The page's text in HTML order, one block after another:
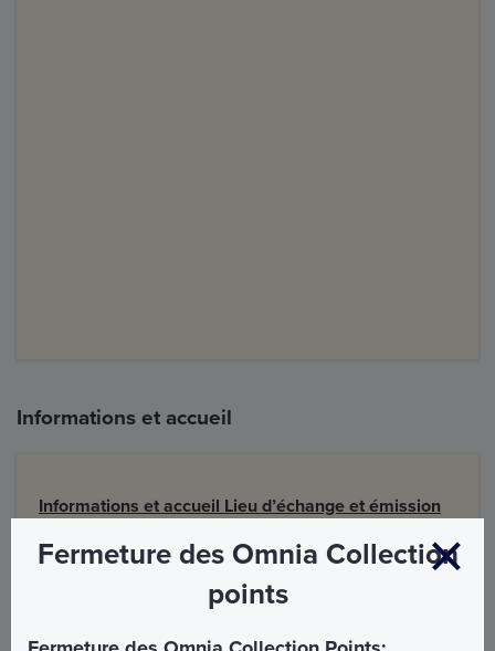
Informations et accueil
Informations et accueil Lieu d’échange et émission
Prison Mamertine, Clivo Argentario
Le billet d'entrée au Colisée est nominatif. Pour
Fermeture des Omnia Collection
points